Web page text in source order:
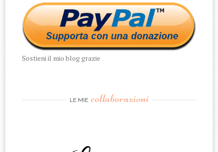
Sostieni il mio blog grazie
LE MIE collaborazioni